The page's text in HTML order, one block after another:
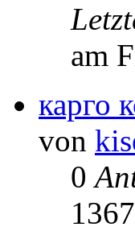
am
карго
von
0